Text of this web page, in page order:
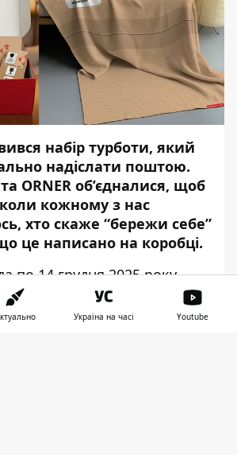
набір турботи, який
надіслати поштою.
ORNER об’єдналися, щоб
кожному з нас
хто скаже “бережи себе”
це написано на коробці.
по 14 грудня 2025 року
пошти можуть виграти
“Обережно, крихке”,
з українським
Україна на часі Youtube